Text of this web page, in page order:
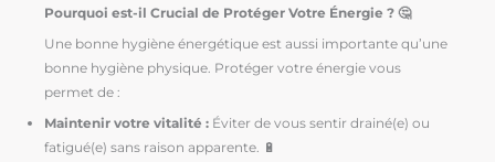
Pourquoi est-il Crucial de Protéger Votre Énergie ? 🤔
Une bonne hygiène énergétique est aussi importante qu’une
bonne hygiène physique. Protéger votre énergie vous
permet de :
Maintenir votre vitalité : Éviter de vous sentir drainé(e) ou
fatigué(e) sans raison apparente. 🔋